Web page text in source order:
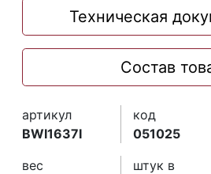
Техническая
Состав
артикул
BWI1637I
код
051025
вес
штук в